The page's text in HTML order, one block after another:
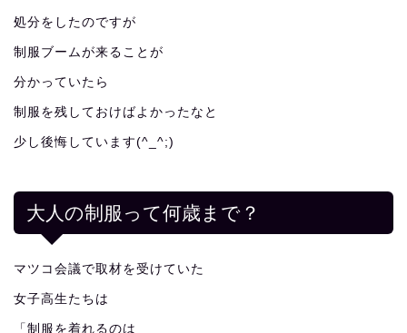
処分をしたのですが
制服ブームが来ることが
分かっていたら
制服を残しておけばよかったなと
少し後悔しています(^_^;)
大人の制服って何歳まで？
マツコ会議で取材を受けていた
女子高生たちは
「制服を着れるのは